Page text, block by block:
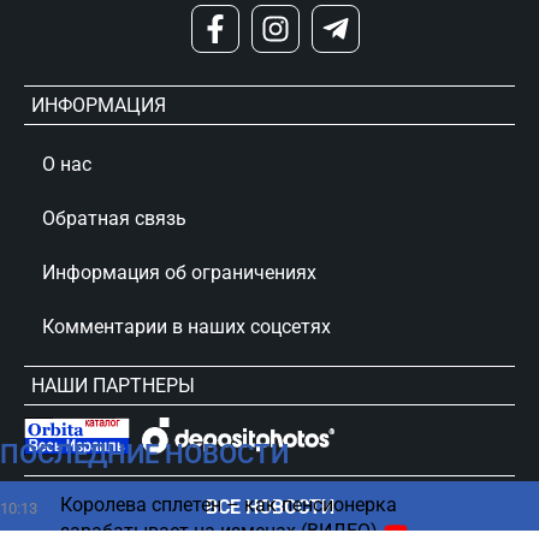
ПОСЛЕДНИЕ НОВОСТИ
10:13
Королева сплетен – как пенсионерка
зарабатывает на изменах (ВИДЕО)
ВСЕ НОВОСТИ
ИНФОРМАЦИЯ
О нас
Обратная связь
Информация об ограничениях
Комментарии в наших соцсетях
НАШИ ПАРТНЕРЫ
сursorinfo.co.il © Все права защищены